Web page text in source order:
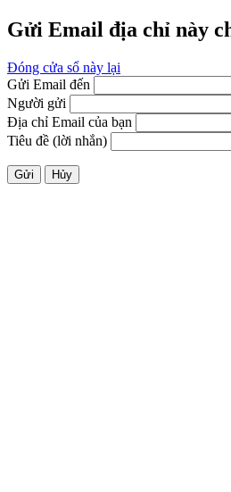
Gửi Email địa chỉ này
Đóng cửa sổ này lại
Gửi Email đến
Người gửi
Địa chỉ Email của bạn
Tiêu đề (lời nhắn)
Gửi Hủy